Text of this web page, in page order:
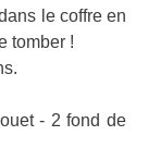
le coffre en
tomber !
- 2 fond de